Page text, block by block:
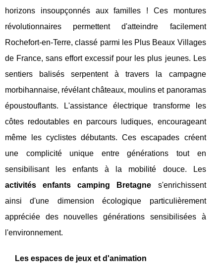
horizons insoupçonnés aux familles ! Ces montures
révolutionnaires permettent d'atteindre facilement
Rochefort-en-Terre, classé parmi les Plus Beaux Villages
de France, sans effort excessif pour les plus jeunes. Les
sentiers balisés serpentent à travers la campagne
morbihannaise, révélant châteaux, moulins et panoramas
époustouflants. L'assistance électrique transforme les
côtes redoutables en parcours ludiques, encourageant
même les cyclistes débutants. Ces escapades créent
une complicité unique entre générations tout en
sensibilisant les enfants à la mobilité douce. Les
activités enfants camping Bretagne s'enrichissent
ainsi d'une dimension écologique particulièrement
appréciée des nouvelles générations sensibilisées à
l'environnement.
Les espaces de jeux et d'animation